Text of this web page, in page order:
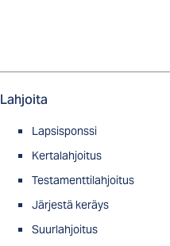
Lahjoita
Lapsisponssi
Kertalahjoitus
Testamenttilahjoitus
Järjestä keräys
Suurlahjoitus